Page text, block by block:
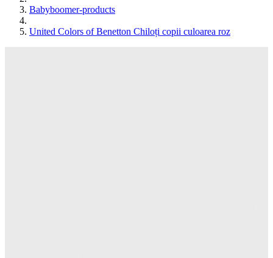
Babyboomer-products
United Colors of Benetton Chiloți copii culoarea roz